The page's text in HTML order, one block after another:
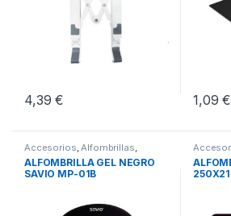
4,39€ 1,09€
Accesorios,Alfombrillas,
Periféricos
ALFOMBRILLA GEL NEGRO
SAVIO MP-01B